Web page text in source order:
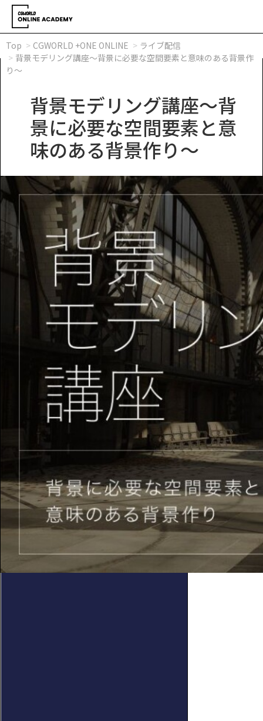
Top CGWORLD +ONE ONLINE
ライブ配信
背景モデリング講座～背景に必要な空間要素と意味のある背景作
り～
背景モデリング講座～背
景に必要な空間要素と意
味のある背景作り～